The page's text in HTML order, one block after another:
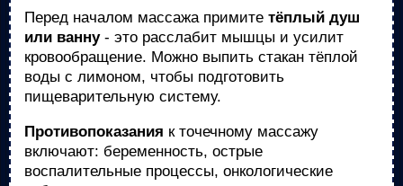
Перед началом массажа примите тёплый душ
или ванну- это расслабит мышцы и усилит
кровообращение. Можно выпить стакан тёплой
воды с лимоном, чтобы подготовить
пищеварительную систему.
Противопоказания к точечному массажу
включают: беременность, острые
воспалительные процессы, онкологические